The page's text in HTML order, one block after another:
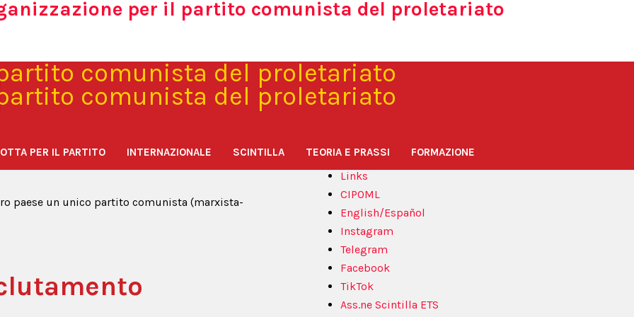
per il partito comunista del proletariato
PER IL PARTITO INTERNAZIONALE SCINTILLA TEORIA E PRASSI FORMAZIONE
una questione
paese un unico partito comunista (marxista-
Ricerca
per:
Ultimi articoli
Contatti
Links
CIPOML
English/Español
Instagram
Telegram
Facebook
TikTok
Ass.ne Scintilla ETS